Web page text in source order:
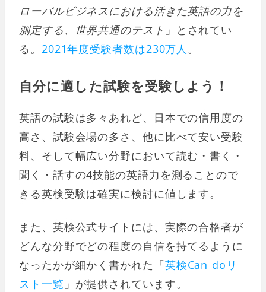
ローバルビジネスにおける活きた英語の力を
測定する、世界共通のテスト 」とされてい
る。 2021年度受験者数は230万人 。
自分に適した試験を受験しよう！
英語の試験は多々あれど、日本での信用度の
高さ、試験会場の多さ、他に比べて安い受験
料、そして幅広い分野において読む・書く・
聞く・話すの4技能の英語力を測ることので
きる英検受験は確実に検討に値します。
また、英検公式サイトには、実際の合格者が
どんな分野でどの程度の自信を持てるように
なったかが細かく書かれた「英検Can-doリ
スト一覧 」が提供されています。